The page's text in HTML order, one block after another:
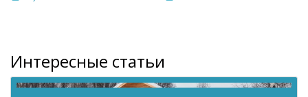
Интересные статьи